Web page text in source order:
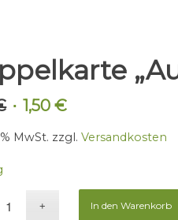
Ursprünglicher
war:
1,50€Aktueller
ist:
MwSt. zzgl.Versandkosten
In den Warenkorb